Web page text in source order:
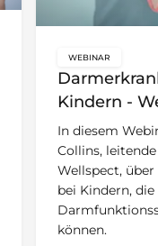
Kindern -
WEBINAR
In diesem
Collins,
Wellspect,
bei Kindern,
können.